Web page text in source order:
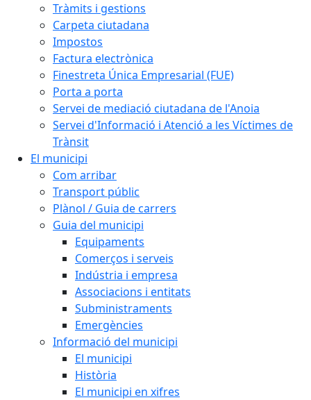
Tràmits i gestions
Carpeta ciutadana
Impostos
Factura electrònica
Finestreta Única Empresarial (FUE)
Porta a porta
Servei de mediació ciutadana de l'Anoia
Servei d'Informació i Atenció a les Víctimes de
Trànsit
El municipi
Com arribar
Transport públic
Plànol / Guia de carrers
Guia del municipi
Equipaments
Comerços i serveis
Indústria i empresa
Associacions i entitats
Subministraments
Emergències
Informació del municipi
El municipi
Història
El municipi en xifres